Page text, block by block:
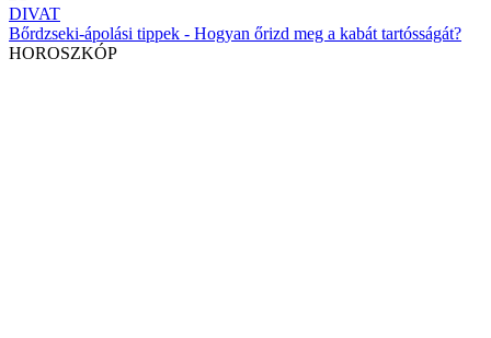
DIVAT
Bőrdzseki-ápolási tippek - Hogyan őrizd meg a kabát tartósságát?
HOROSZKÓP